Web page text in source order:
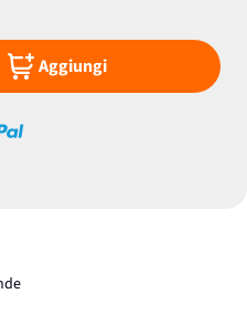
Aggiungi